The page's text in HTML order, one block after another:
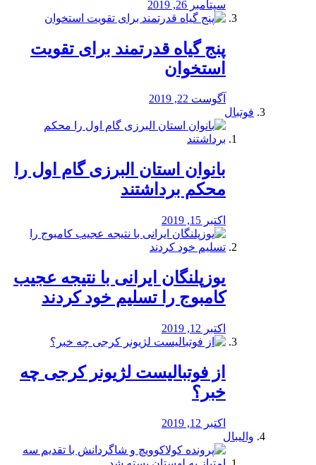
سپتامبر 26, 2019
پنج گیاه قدرتمند برای تقویت
استخوان
آگوست 22, 2019
فوتبال
بانوان استان البرزی گام اول را
محكم برداشتند
اکتبر 15, 2019
یوزپلنگان ایرانی با نتیجه عجیب
کامبوج را تسلیم خود کردند
اکتبر 12, 2019
از فوتبالیست لژیونر کرجی چه
خبر؟
اکتبر 12, 2019
والیبال